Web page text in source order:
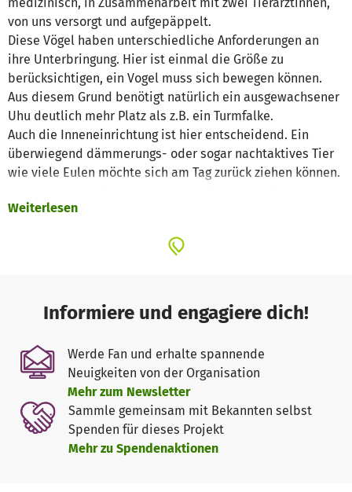
von uns versorgt und aufgepäppelt.
Diese Vögel haben unterschiedliche Anforderungen an
ihre Unterbringung. Hier ist einmal die Größe zu
berücksichtigen, ein Vogel muss sich bewegen können.
Aus diesem Grund benötigt natürlich ein ausgewachsener
Uhu deutlich mehr Platz als z.B. ein Turmfalke.
Auch die Inneneinrichtung ist hier entscheidend. Ein
überwiegend dämmerungs- oder sogar nachtaktives Tier
wie viele Eulen möchte sich am Tag zurück ziehen können.
starke Wettereinflüsse benötigt. Auch die Gefiederpflege
zusammengesetzt werden, bei einem Habicht ist das
grundsätzlich unmöglich.
Aus diesen und noch mehr Gründen benötigen wir viele
Volieren mit unterschiedlichen Haltungsbedingungen.
Wir haben hierzu einen Volierenkomplex geplant. Dieser
hat Volieren unterschiedlicher Größen für die
unterschiedlichen heimischen Greifvögel, Falken und
Eulen. Dazu möchten wir noch flexible Trennwände
installieren. So können wir große Volieren, die momentan
Weiterlesen
Informiere und engagiere dich!
Werde Fan und erhalte spannende
Neuigkeiten von der Organisation
Mehr zum Newsletter
Sammle gemeinsam mit Bekannten selbst
Spenden für dieses Projekt
Mehr zu Spendenaktionen